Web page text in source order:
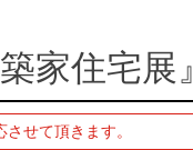
家住宅展』
せて頂きます。